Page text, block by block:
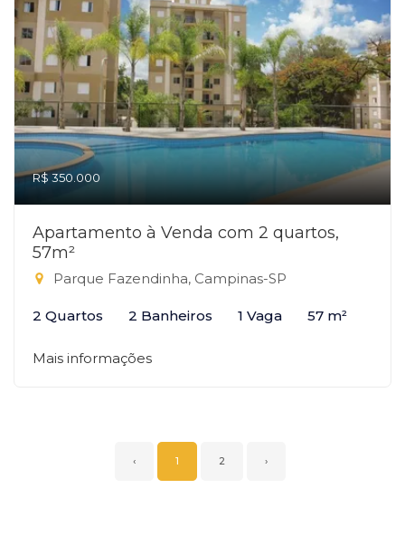
R$ 350.000
Apartamento à Venda com 2 quartos,
57m²
Parque Fazendinha, Campinas-SP
2 Quartos 2 Banheiros 1 Vaga 57 m²
Mais informações
‹ 1 2 ›